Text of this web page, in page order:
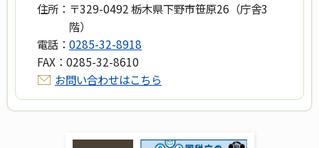
住所： 〒329-0492 栃木県下野市笹原26（庁舎3
階）
電話： 0285-32-8918
FAX： 0285-32-8610
お問い合わせはこちら